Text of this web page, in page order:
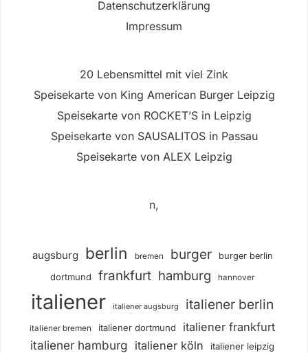
Datenschutzerklärung
Impressum
20 Lebensmittel mit viel Zink
Speisekarte von King American Burger Leipzig
Speisekarte von ROCKET’S in Leipzig
Speisekarte von SAUSALITOS in Passau
Speisekarte von ALEX Leipzig
n,
augsburg berlin bremen burger burger berlin
dortmund frankfurt hamburg hannover
italiener italiener augsburg italiener berlin
italiener bremen italiener dortmund italiener frankfurt
italiener hamburg italiener köln italiener leipzig